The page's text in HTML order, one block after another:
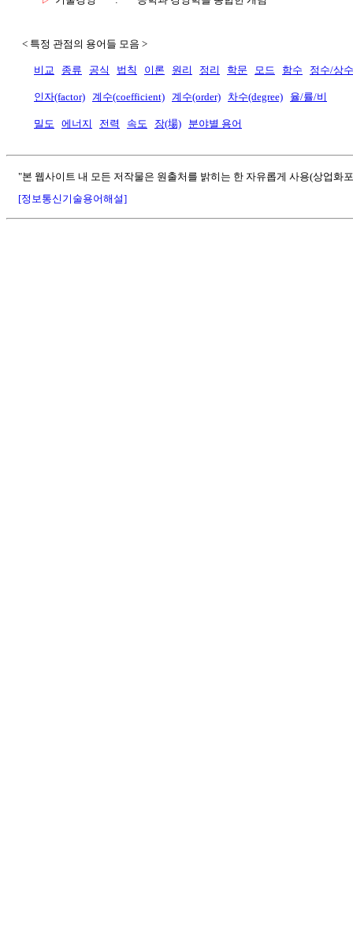
< 특정 관점의 용어들 모음 >
비교 종류 공식 법칙 이론 원리 정리 학문 모드 함수 정수/상수
인자(factor) 계수(coefficient) 계수(order) 차수(degree) 율/률/비
밀도 에너지 전력 속도 장(場) 분야별 용어
"본 웹사이트 내 모든 저작물은 원출처를 밝히는 한 자유롭게 사용(상업화
[정보통신기술용어해설]